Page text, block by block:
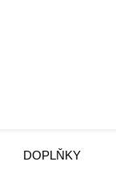
DOPLŇKY